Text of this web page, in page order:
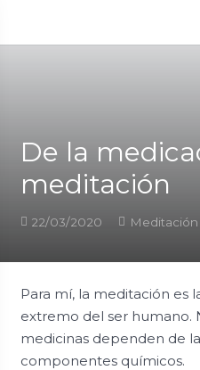
De la
meditación
22/03/2020 Meditación
Para mí, la meditación es
extremo del ser humano.
medicinas dependen de
componentes químicos.